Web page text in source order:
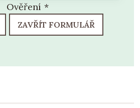
Ověření *
ZAVŘÍT FORMULÁŘ